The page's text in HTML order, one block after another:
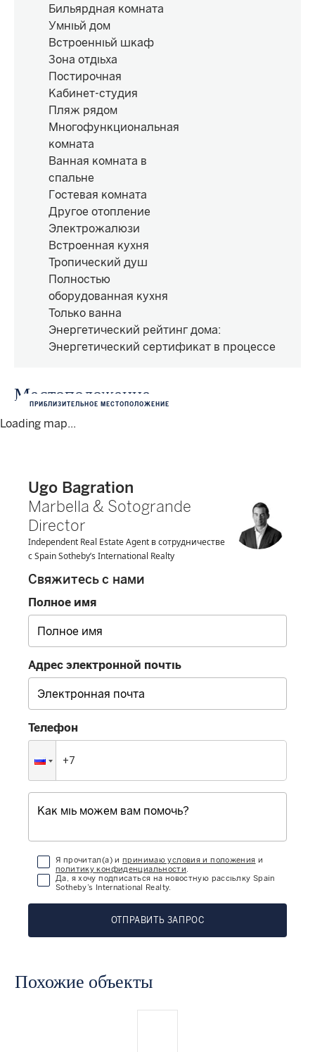
Бильярдная комната
Умный дом
Встроенный шкаф
Зона отдыха
Постирочная
Кабинет-студия
Пляж рядом
Многофункциональная
комната
Ванная комната в
спальне
Гостевая комната
Другое отопление
Электрожалюзи
Встроенная кухня
Тропический душ
Полностью
оборудованная кухня
Только ванна
Энергетический рейтинг дома:
Энергетический сертификат в процессе
Местоположение
Loading map...
ПРИБЛИЗИТЕЛЬНОЕ МЕСТОПОЛОЖЕНИЕ
Ugo Bagration
Marbella & Sotogrande
Director
Independent Real Estate Agent в сотрудничестве
с Spain Sotheby’s International Realty
Свяжитесь с нами
Полное имя
Адрес электронной почты
Телефон
Я прочитал(а) и принимаю условия и положения и
политику конфиденциальности.
Да, я хочу подписаться на новостную рассылку Spain
Sotheby’s International Realty.
ОТПРАВИТЬ ЗАПРОС
Похожие объекты